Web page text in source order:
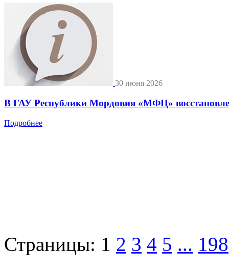
30 июня 2026
В ГАУ Республики Мордовия «МФЦ»
Подробнее
Страницы: 1 2 3 4 5 ... 198